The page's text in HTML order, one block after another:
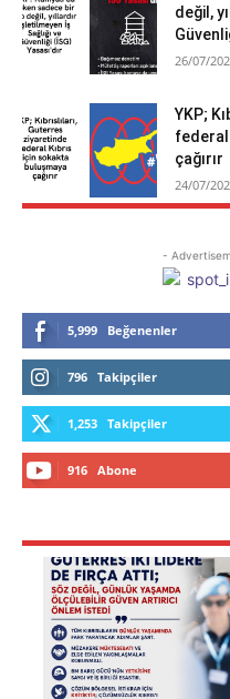
değil,
26/07/
YKP;
federal
çağırır
24/07/
-
5,999 Beğenenler
796 Takipçiler
1,253 Takipçiler
916 Abone